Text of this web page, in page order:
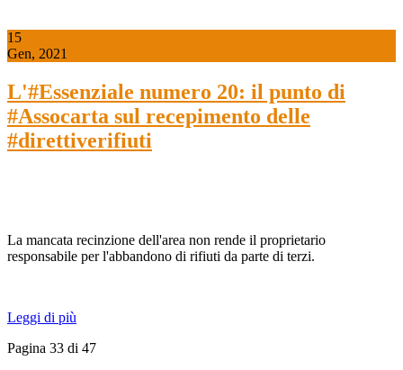
15
Gen, 2021
L'#Essenziale numero 20: il punto di
#Assocarta sul recepimento delle
#direttiverifiuti
La mancata recinzione dell'area non rende il proprietario
responsabile per l'abbandono di rifiuti da parte di terzi.
Leggi di più
Pagina 33 di 47